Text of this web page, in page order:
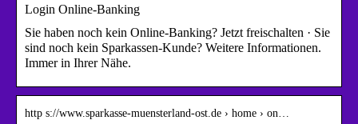
Login Online-Banking
Sie haben noch kein Online-Banking? Jetzt freischalten · Sie
sind noch kein Sparkassen-Kunde? Weitere Informationen.
Immer in Ihrer Nähe.
http s://www.sparkasse-muensterland-ost.de › home › on…